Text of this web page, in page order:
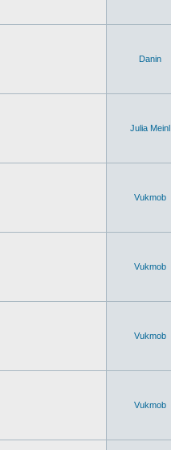
Danin
Julia Meinl
Vukmob
Vukmob
Vukmob
Vukmob